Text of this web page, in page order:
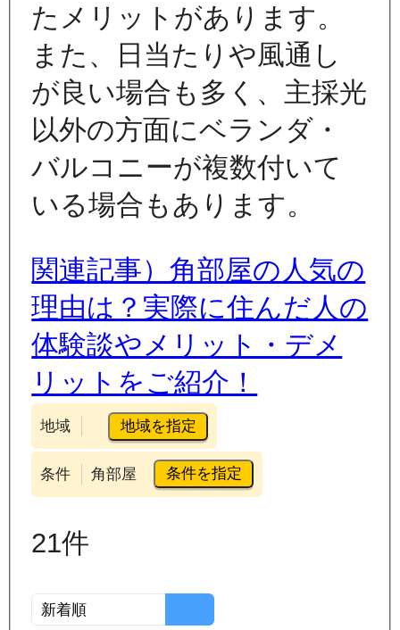
たメリットがあります。
また、日当たりや風通し
が良い場合も多く、主採光
以外の方面にベランダ・
バルコニーが複数付いて
いる場合もあります。
関連記事）角部屋の人気の
理由は？実際に住んだ人の
体験談やメリット・デメ
リットをご紹介！
地域 地域を指定
条件 角部屋 条件を指定
21件